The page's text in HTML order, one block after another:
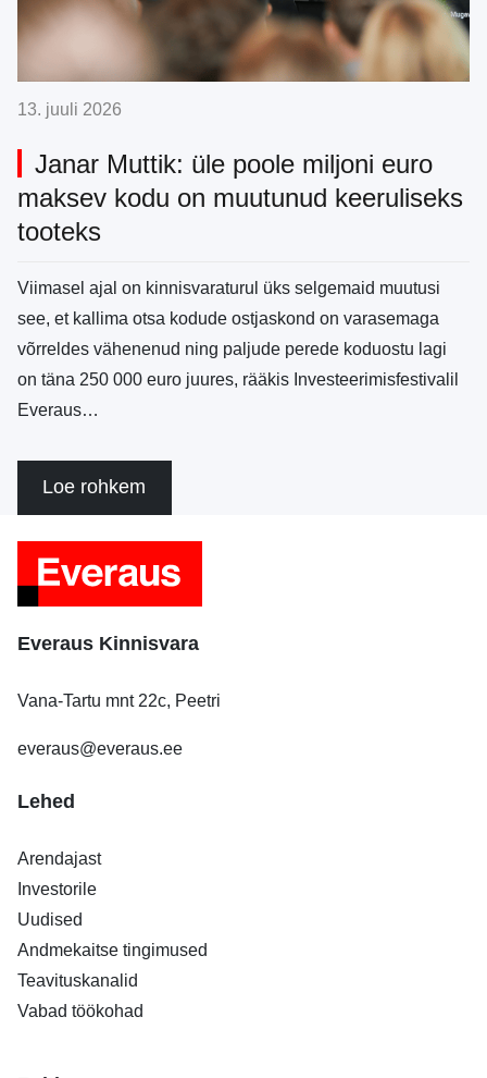
13. juuli 2026
Janar Muttik: üle poole miljoni euro
maksev kodu on muutunud keeruliseks
tooteks
Viimasel ajal on kinnisvaraturul üks selgemaid muutusi
see, et kallima otsa kodude ostjaskond on varasemaga
võrreldes vähenenud ning paljude perede koduostu lagi
on täna 250 000 euro juures, rääkis Investeerimisfestivalil
Everaus…
Loe rohkem
Everaus Kinnisvara
Vana-Tartu mnt 22c, Peetri
everaus@everaus.ee
Lehed
Arendajast
Investorile
Uudised
Andmekaitse tingimused
Teavituskanalid
Vabad töökohad